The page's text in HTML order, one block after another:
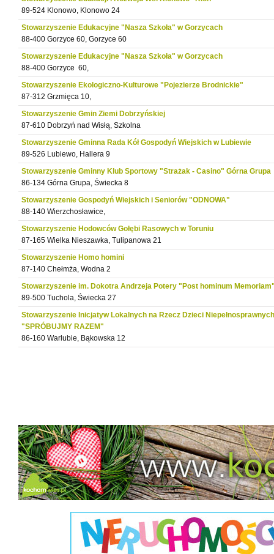
89-524 Klonowo, Klonowo 24
Stowarzyszenie Edukacyjne "Nasza Szkoła" w Gorzycach
88-400 Gorzyce 60, Gorzyce 60
Stowarzyszenie Edukacyjne "Nasza Szkoła" w Gorzycach
88-400 Gorzyce 60,
Stowarzyszenie Ekologiczno-Kulturowe "Pojezierze Brodnickie"
87-312 Grzmięca 10,
Stowarzyszenie Gmin Ziemi Dobrzyńskiej
87-610 Dobrzyń nad Wisłą, Szkolna
Stowarzyszenie Gminna Rada Kół Gospodyń Wiejskich w Lubiewie
89-526 Lubiewo, Hallera 9
Stowarzyszenie Gminny Klub Sportowy "Strażak - Casino" Górna Grupa
86-134 Górna Grupa, Świecka 8
Stowarzyszenie Gospodyń Wiejskich i Seniorów "ODNOWA"
88-140 Wierzchosławice,
Stowarzyszenie Hodowców Gołębi Rasowych w Toruniu
87-165 Wielka Nieszawka, Tulipanowa 21
Stowarzyszenie Homo homini
87-140 Chełmża, Wodna 2
Stowarzyszenie im. Dokotra Andrzeja Potery "Post hominum
89-500 Tuchola, Świecka 27
Stowarzyszenie Inicjatyw Lokalnych na Rzecz Dzieci Niepełnosprawnych
"SPRÓBUJMY RAZEM"
86-160 Warlubie, Bąkowska 12